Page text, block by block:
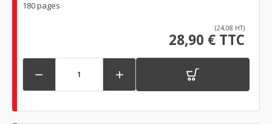
180 pages
(24,08 HT)
28,90 € TTC
 